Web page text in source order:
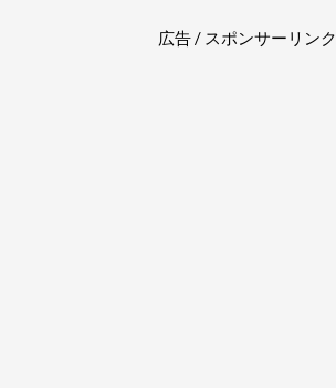
広告 / スポンサーリンク